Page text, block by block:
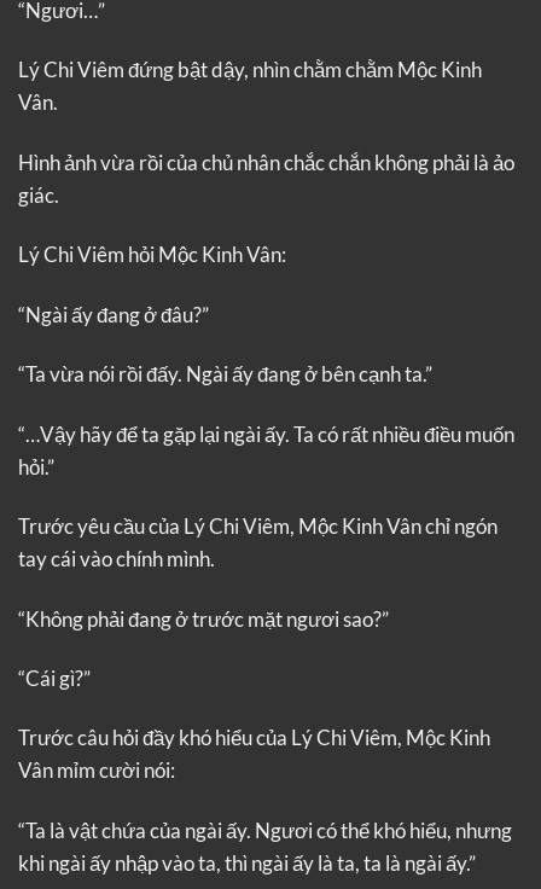
“Ngươi…”
Lý Chi Viêm đứng bật dậy, nhìn chằm chằm Mộc Kinh
Vân.
Hình ảnh vừa rồi của chủ nhân chắc chắn không phải là ảo
giác.
Lý Chi Viêm hỏi Mộc Kinh Vân:
“Ngài ấy đang ở đâu?”
“Ta vừa nói rồi đấy. Ngài ấy đang ở bên cạnh ta.”
“…Vậy hãy để ta gặp lại ngài ấy. Ta có rất nhiều điều muốn
hỏi.”
Trước yêu cầu của Lý Chi Viêm, Mộc Kinh Vân chỉ ngón
tay cái vào chính mình.
“Không phải đang ở trước mặt ngươi sao?”
“Cái gì?”
Trước câu hỏi đầy khó hiểu của Lý Chi Viêm, Mộc Kinh
Vân mỉm cười nói:
“Ta là vật chứa của ngài ấy. Ngươi có thể khó hiểu, nhưng
khi ngài ấy nhập vào ta, thì ngài ấy là ta, ta là ngài ấy.”